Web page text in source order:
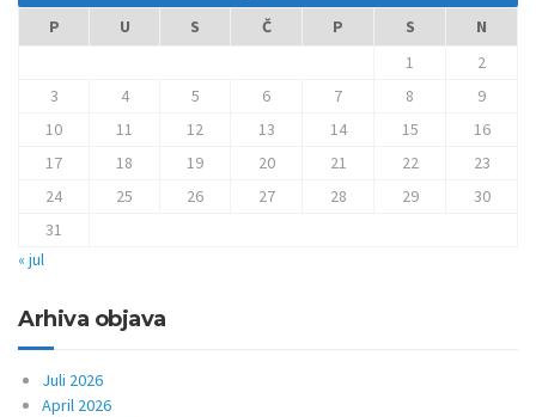
P U S Č P S
N
1
2
3
4 5 6 7 8
9
10
11 12 13 14 15
16
17
18 19 20 21 22
23
24
25 26 27 28 29
30
31
« jul
Arhiva objava
Juli 2026
April 2026